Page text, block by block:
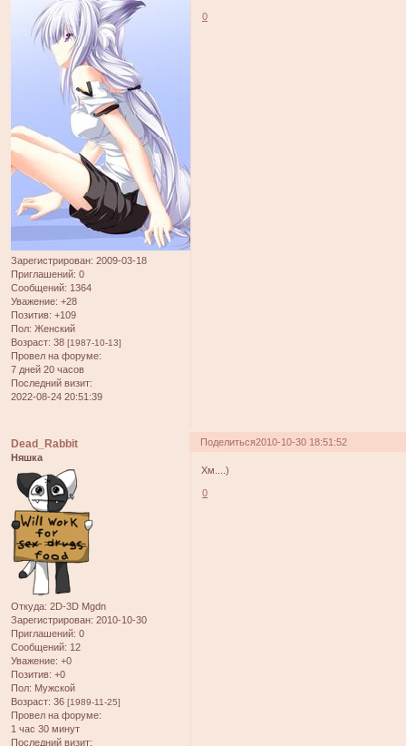
Зарегистрирован: 2009-03-18
Приглашений: 0
Сообщений: 1364
Уважение: +28
Позитив: +109
Пол: Женский
Возраст: 38 [1987-10-13]
Провел на форуме:
7 дней 20 часов
Последний визит:
2022-08-24 20:51:39
0
Поделиться2010-10-30 18:51:52
Dead_Rabbit
Няшка
Откуда: 2D-3D Mgdn
Зарегистрирован: 2010-10-30
Приглашений: 0
Сообщений: 12
Уважение: +0
Позитив: +0
Пол: Мужской
Возраст: 36 [1989-11-25]
Провел на форуме:
1 час 30 минут
Последний визит:
Хм....)
0